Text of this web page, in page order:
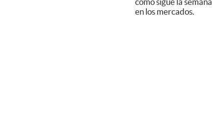
en los mercados.